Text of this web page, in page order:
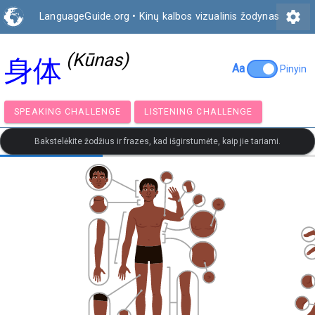
LanguageGuide.org • Kinų kalbos vizualinis žodynas settings
身体 (Kūnas) Aa Pinyin
SPEAKING CHALLENGE LISTENING CHALLENGE
Bakstelėkite žodžius ir frazes, kad išgirstumėte, kaip jie tariami.